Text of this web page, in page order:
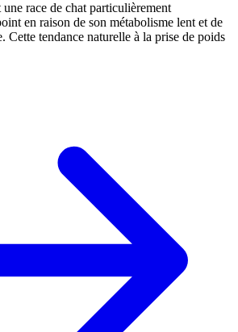
race de chat particulièrement
en raison de son métabolisme lent et de
Cette tendance naturelle à la prise de poids